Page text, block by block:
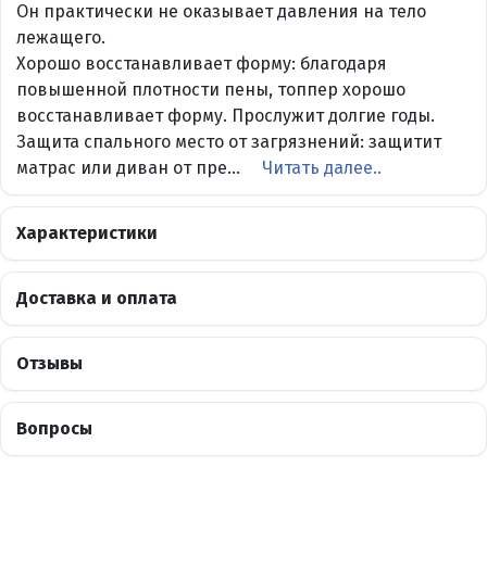
Он практически не оказывает давления на тело
лежащего.
Хорошо восстанавливает форму: благодаря
повышенной плотности пены, топпер хорошо
восстанавливает форму. Прослужит долгие годы.
Защита спального место от загрязнений: защитит
матрас или диван от пре...
Читать далее..
Характеристики
Доставка и оплата
Отзывы
Вопросы